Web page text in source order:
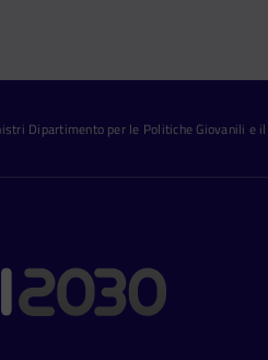
Dipartimento per le Politiche Giovanili e